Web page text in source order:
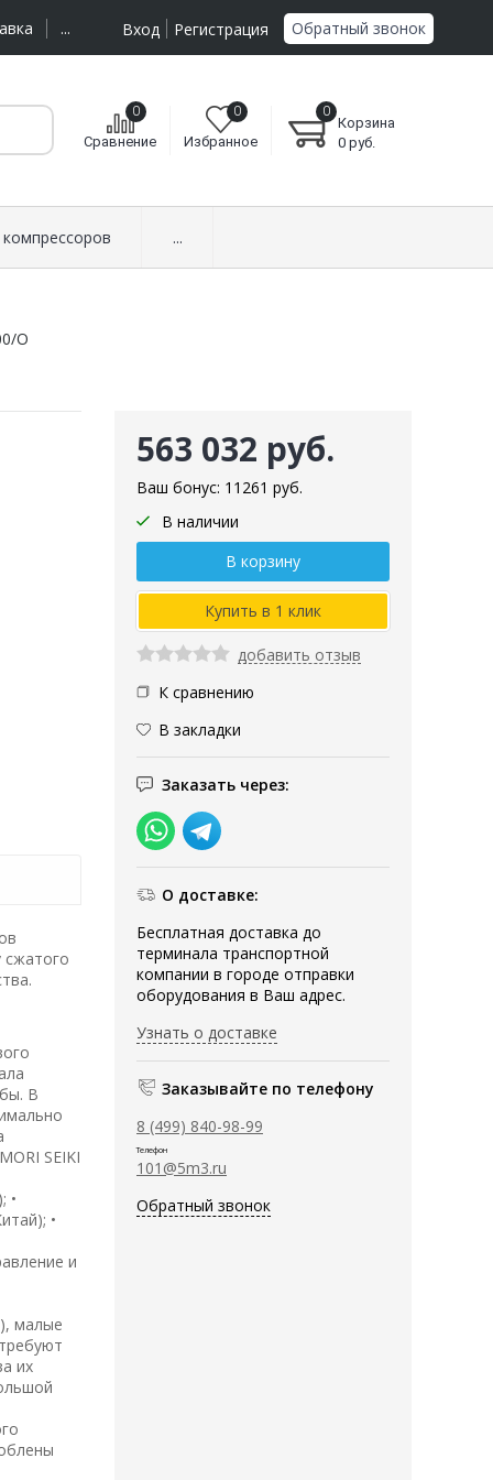
... Вход Регистрация Обратный звонок
Сравнение
0
Избранное
0
Корзина
0
0 руб.
...
О
563 032 руб.
Ваш бонус: 11261 руб.
В наличии
добавить отзыв
К сравнению
В закладки
Заказать через:
О доставке:
Бесплатная доставка до
терминала транспортной
компании в городе отправки
оборудования в Ваш адрес.
Узнать о доставке
Заказывайте по телефону
8 (499) 840-98-99
Телефон
101@5m3.ru
Обратный звонок
сжатого
В
SEIKI
•
•
и
малые
их